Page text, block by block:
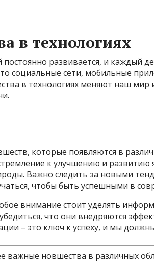
в технологиях
постоянно развивается, и каждый
социальные сети, мобильные
в технологиях меняют наш
которые появляются в
к улучшению и развитию
Важно следить за новыми
чтобы быть успешными в
внимание стоит уделять
что они внедряются
– это ключ к успеху, и мы
важные новшества в различных